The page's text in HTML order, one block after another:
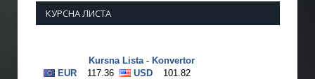
КУРСНА ЛИСТА